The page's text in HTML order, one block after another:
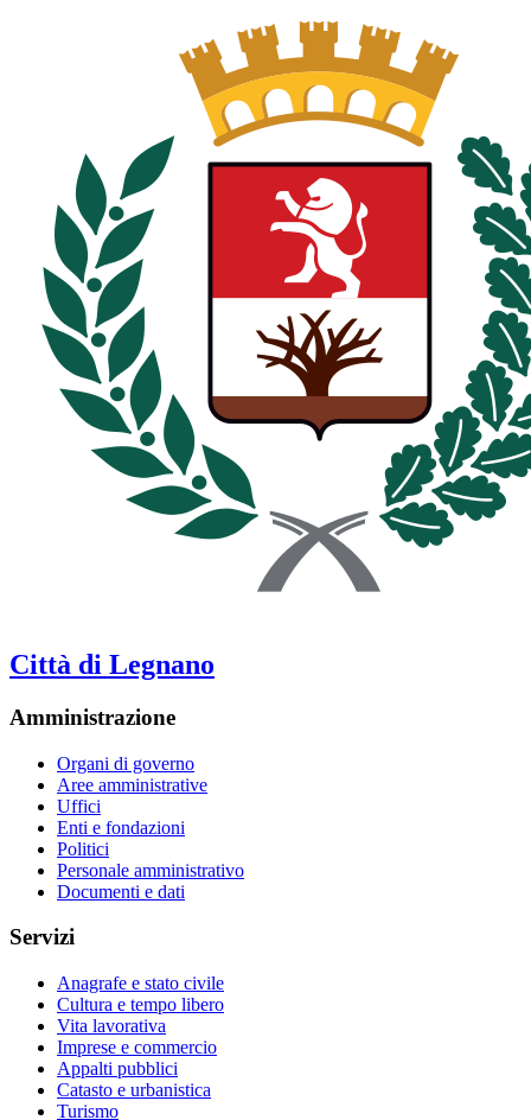
Città di Legnano
Amministrazione
Organi di governo
Aree amministrative
Uffici
Enti e fondazioni
Politici
Personale amministrativo
Documenti e dati
Servizi
Anagrafe e stato civile
Cultura e tempo libero
Vita lavorativa
Imprese e commercio
Appalti pubblici
Catasto e urbanistica
Turismo